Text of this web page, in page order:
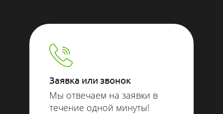
Заявка или звонок
Мы отвечаем на заявки в
течение одной минуты!